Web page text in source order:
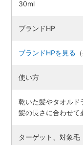
30ml
ブランドHP
ブランドHPを見る
使い方
乾いた髪やタオルド
髪の長さに合わせて
ターゲット、対象毛